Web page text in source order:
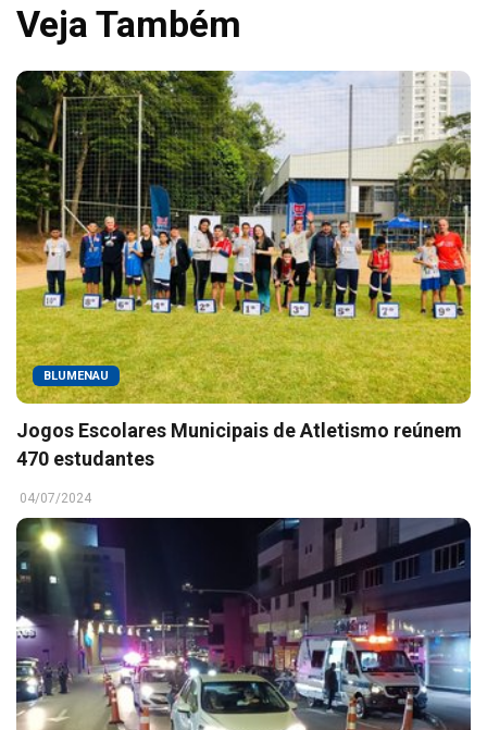
Veja Também
BLUMENAU
Jogos Escolares Municipais de Atletismo reúnem
470 estudantes
04/07/2024